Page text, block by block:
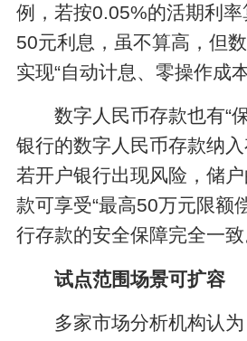
例，若按0.05%的活期利
50元利息，虽不算高，但
实现“自动计息、零操作成本
数字人民币存款也有“
银行的数字人民币存款纳入
若开户银行出现风险，储
款可享受“最高50万元限额
行存款的安全保障完全一致
试点范围场景可扩容
多家市场分析机构认